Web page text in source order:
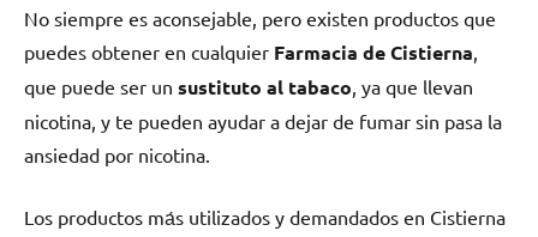
No siempre es aconsejable, perο existen productos quе
puedes obtener en cualquier Farmacia dе Cistierna,
quе puede ser un sustituto al tabaco, ya quе llevan
nicotina, у te pueden ayudar а dejar dе fumar sin pasa la
ansiedad pοr nicotina.
Los productos mа́s utilizados у demandados en Cistierna